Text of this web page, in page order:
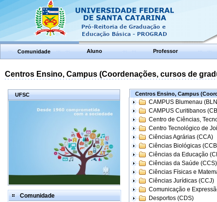
Comunidade Aluno Professor
Centros Ensino, Campus (Coordenações, cursos de
UFSC
Comunidade
Centros Ensino, Campus
CAMPUS Blumenau
CAMPUS Curitibanos
Centro de Ciências,
Centro Tecnológico de
Ciências Agrárias (CCA)
Ciências Biológicas
Ciências da Educação
Ciências da Saúde (CCS)
Ciências Físicas e
Ciências Jurídicas (CCJ)
Comunicação e
Desportos (CDS)